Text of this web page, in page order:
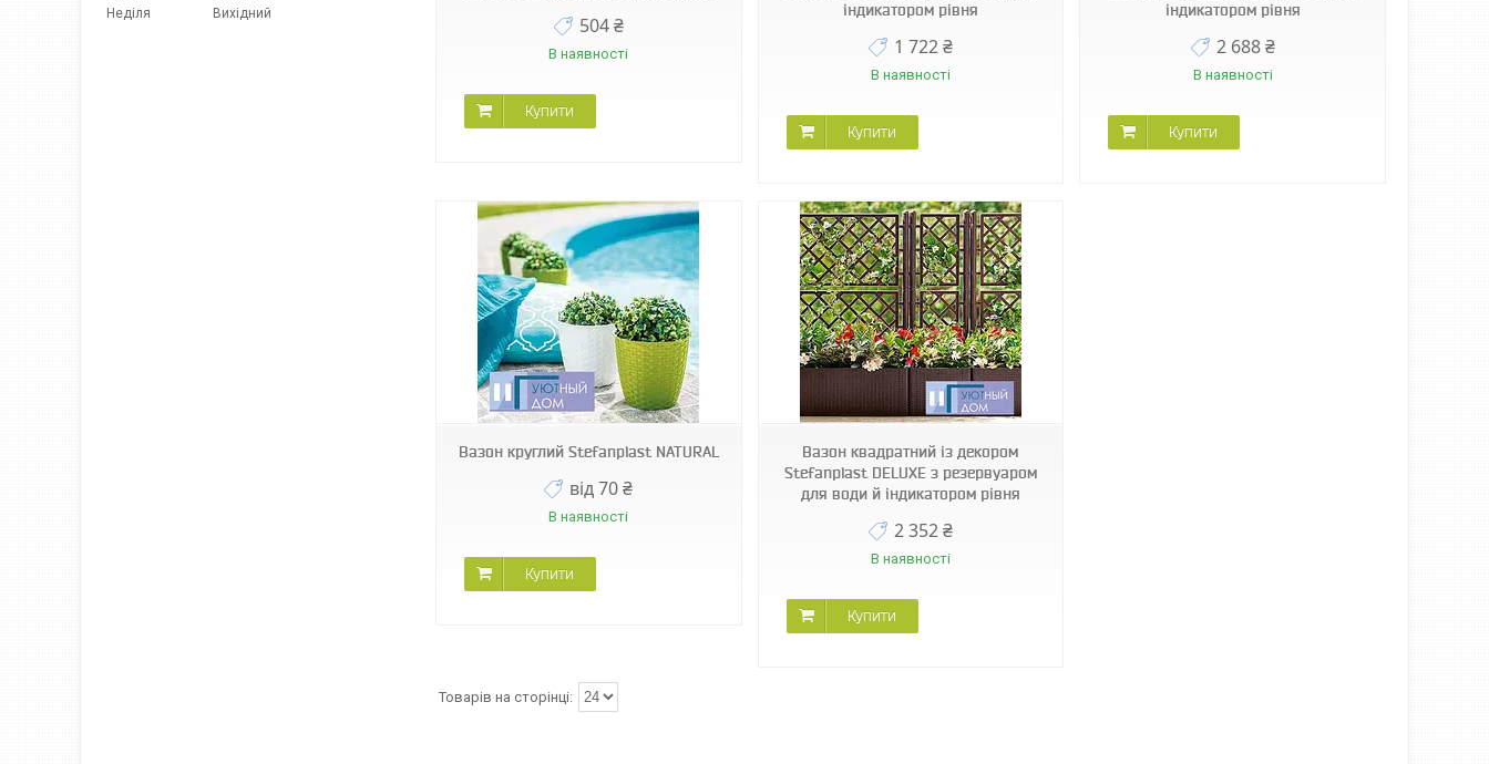
504 ₴
В наявності
Купити
індикатором рівня
1 722 ₴
В наявності
Купити
індикатором рівня
2 688 ₴
В наявності
Купити
Вазон круглий Stefanplast NATURAL
від 70 ₴
В наявності
Купити
75740
Вазон квадратний із декором
Stefanplast DELUXE з резервуаром
для води й індикатором рівня
2 352 ₴
В наявності
Купити
Неділя
Вихідний